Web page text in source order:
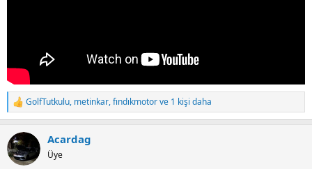
T
e
k
i
l
GolfTutkulu, metinkar,fındıkmotorve 1 kişi daha
Acardag
Üye